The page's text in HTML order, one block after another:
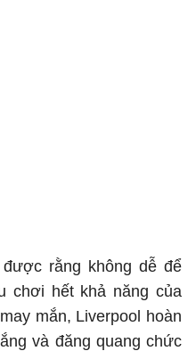
rằng không dễ để
chơi hết khả năng của
mắn, Liverpool hoàn
và đăng quang chức